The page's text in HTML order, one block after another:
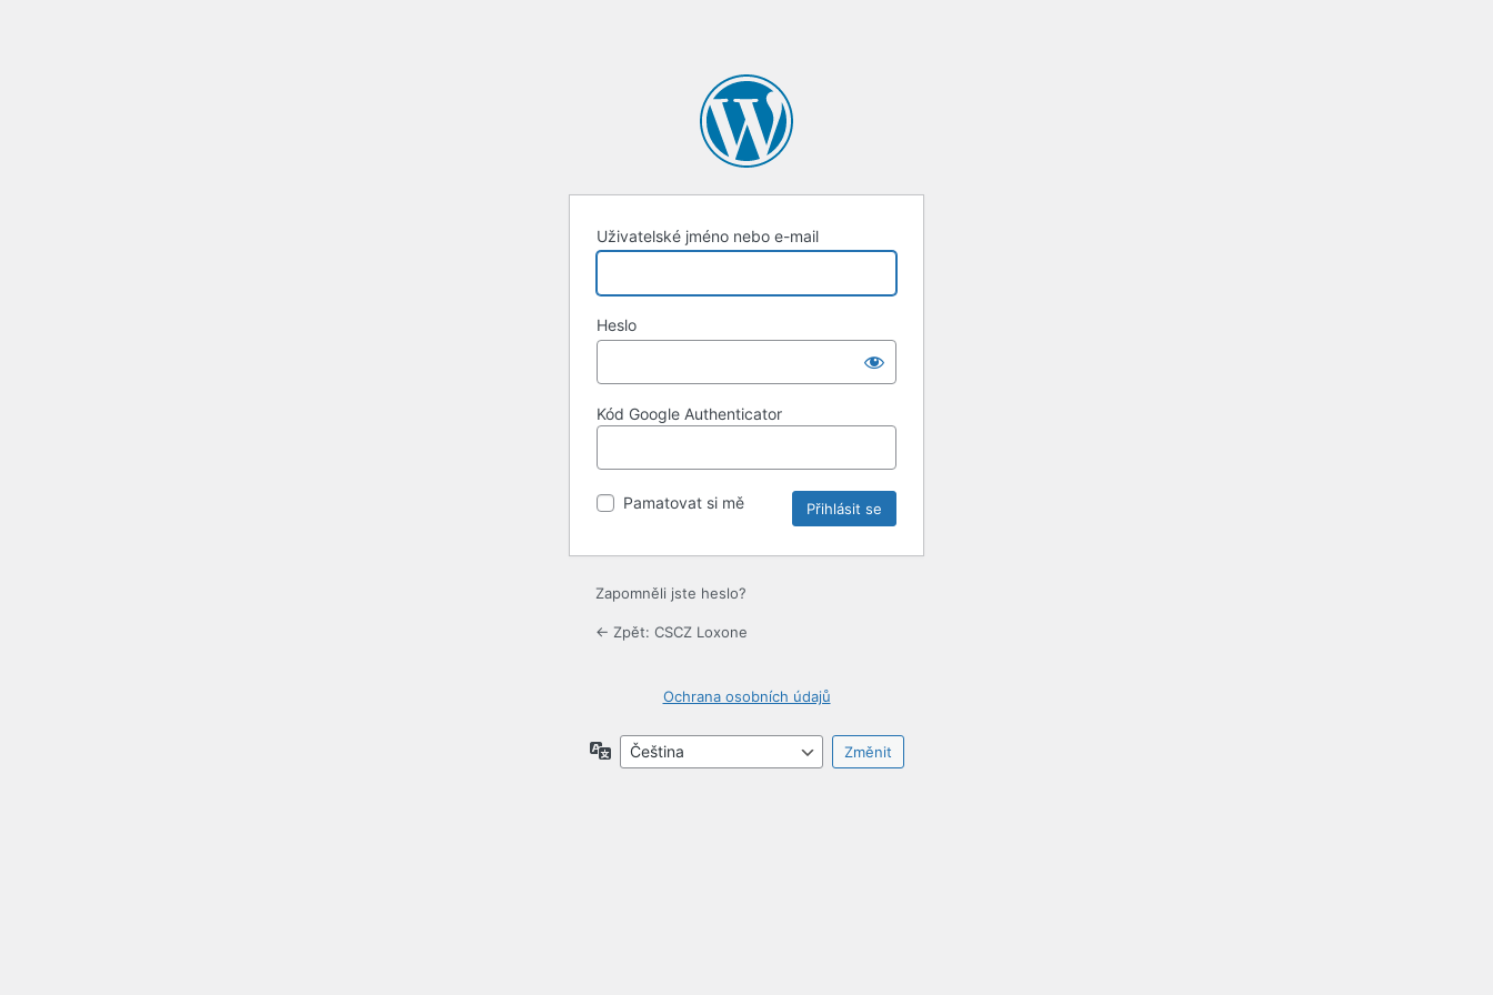
Uživatelské jméno nebo e-mail
Heslo
Kód Google Authenticator
Pamatovat si mě
Zapomněli jste heslo?
← Zpět: CSCZ Loxone
Ochrana osobních údajů
Jazyky